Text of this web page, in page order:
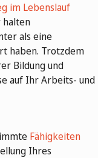
im Lebenslauf
als eine
haben. Trotzdem
Bildung und
auf Ihr Arbeits- und
Fähigkeiten
Ihres